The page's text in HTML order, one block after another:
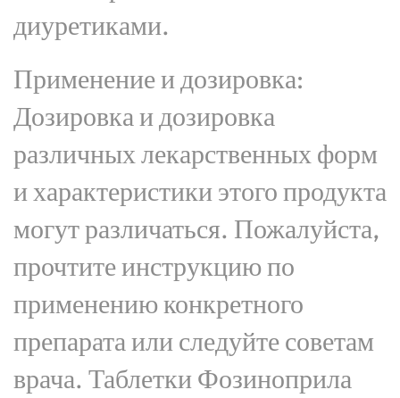
диуретиками.
Применение и дозировка:
Дозировка и дозировка
различных лекарственных форм
и характеристики этого продукта
могут различаться. Пожалуйста,
прочтите инструкцию по
применению конкретного
препарата или следуйте советам
врача. Таблетки Фозиноприла